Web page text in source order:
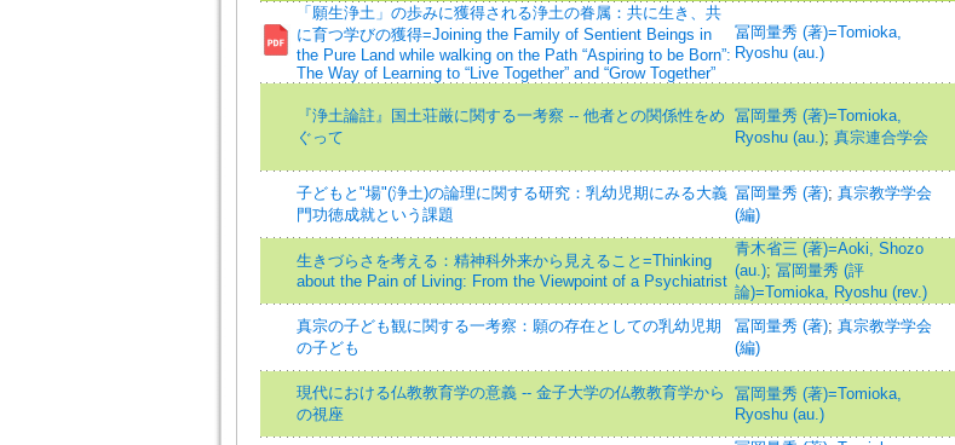
「願生浄土」の歩みに獲得される浄土の眷属：共に生き、共
に育つ学びの獲得=Joining the Family of Sentient Beings in
the Pure Land while walking on the Path “Aspiring to be Born”:
The Way of Learning to “Live Together” and “Grow Together”
冨岡量秀 (著)=Tomioka,
Ryoshu (au.)
『浄土論註』国土荘厳に関する一考察 -- 他者との関係性をめ
ぐって
冨岡量秀 (著)=Tomioka,
Ryoshu (au.); 真宗連合学会
子どもと"場"(浄土)の論理に関する研究：乳幼児期にみる大義
門功徳成就という課題
冨岡量秀 (著); 真宗教学学会
(編)
生きづらさを考える：精神科外来から見えること=Thinking
about the Pain of Living: From the Viewpoint of a Psychiatrist
青木省三 (著)=Aoki, Shozo
(au.); 冨岡量秀 (評
論)=Tomioka, Ryoshu (rev.)
真宗の子ども観に関する一考察：願の存在としての乳幼児期
の子ども
冨岡量秀 (著); 真宗教学学会
(編)
現代における仏教教育学の意義 -- 金子大学の仏教教育学から
の視座
冨岡量秀 (著)=Tomioka,
Ryoshu (au.)